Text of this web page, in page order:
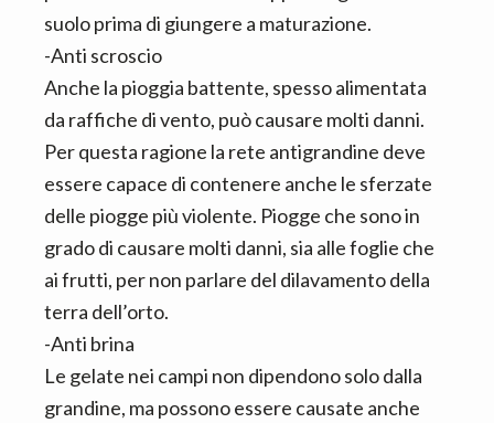
suolo prima di giungere a maturazione.
-Anti scroscio
Anche la pioggia battente, spesso alimentata
da raffiche di vento, può causare molti danni.
Per questa ragione la rete antigrandine deve
essere capace di contenere anche le sferzate
delle piogge più violente. Piogge che sono in
grado di causare molti danni, sia alle foglie che
ai frutti, per non parlare del dilavamento della
terra dell’orto.
-Anti brina
Le gelate nei campi non dipendono solo dalla
grandine, ma possono essere causate anche